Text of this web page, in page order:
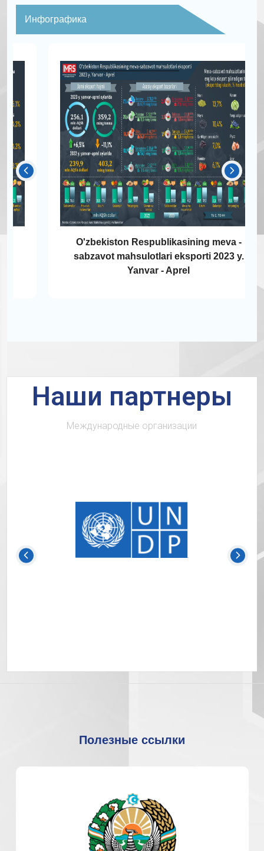
Инфографика
O'zbekiston Respublikasining meva -
sabzavot mahsulotlari eksporti 2023 y.
Yanvar - Aprel
Наши партнеры
Международные организации
Полезные ссылки